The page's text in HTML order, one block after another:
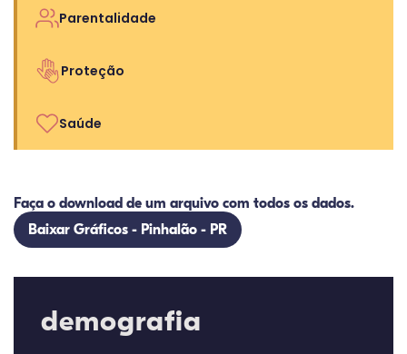
Parentalidade
Proteção
Saúde
Faça o download de um arquivo com todos os dados.
Baixar Gráficos - Pinhalão - PR
demografia